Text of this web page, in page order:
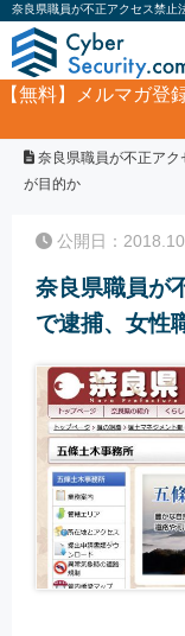
【無料】
メルマガ登
サイバ
奈良県職員が不正ア
が目的か
公開日：
奈良県職員が
で逮捕、女性